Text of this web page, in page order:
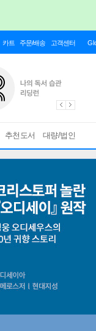
카트 주문/배송 고객센터
추천도서 대량/법인